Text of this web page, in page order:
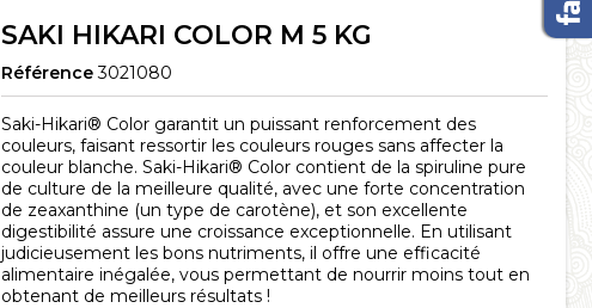
SAKI HIKARI COLOR M 5 KG
Référence 3021080
Saki-Hikari® Color garantit un puissant renforcement des
couleurs, faisant ressortir les couleurs rouges sans affecter la
couleur blanche. Saki-Hikari® Color contient de la spiruline pure
de culture de la meilleure qualité, avec une forte concentration
de zeaxanthine (un type de carotène), et son excellente
digestibilité assure une croissance exceptionnelle. En utilisant
judicieusement les bons nutriments, il offre une efficacité
alimentaire inégalée, vous permettant de nourrir moins tout en
obtenant de meilleurs résultats !